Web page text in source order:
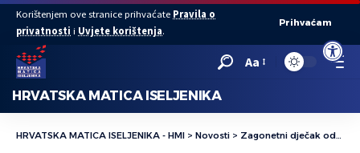
Open
Korištenjem ove stranice prihvaćate Pravila o
privatnosti i Uvjete korištenja.
Prihvaćam
Aa
HRVATSKA MATICA ISELJENIKA
HRVATSKA MATICA ISELJENIKA - HMI > Novosti > Zagonetni dječak odnio glavnu nagradu na festivalu u Njemačkoj